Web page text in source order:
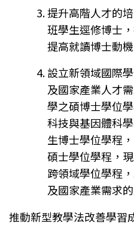
提升高階人才的
班學生逕修博士
提高就讀博士動機
設立新領域國際
及國家產業人才
學之碩博士學位
科技與基因體科
生博士學位學程
碩士學位學程，
跨領域學位學程
及國家產業需求
推動新型教學法改善學習